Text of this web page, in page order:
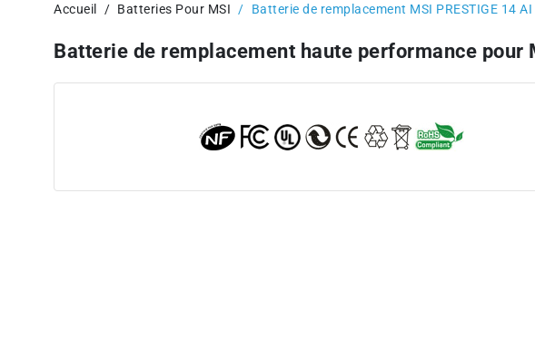
Accueil Batteries Pour MSI Batterie de remplacement MSI PRESTIGE 14 AI
Batterie de remplacement haute performance pour